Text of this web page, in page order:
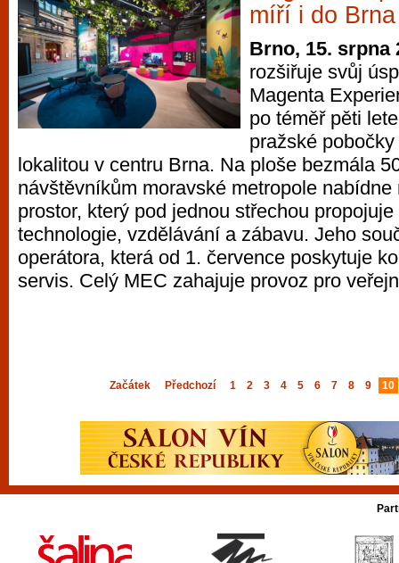
míří i do Brna
Brno, 15. srpna
rozšiřuje svůj
Magenta
po téměř pěti
pražské
lokalitou v centru Brna. Na ploše bezmála
návštěvníkům moravské metropole
prostor, který pod jednou střechou
technologie, vzdělávání a zábavu. Jeho
operátora, která od 1. července poskytuje
servis. Celý MEC zahajuje provoz pro
Začátek Předchozí 1 2 3 4 5 6 7 8 9 10